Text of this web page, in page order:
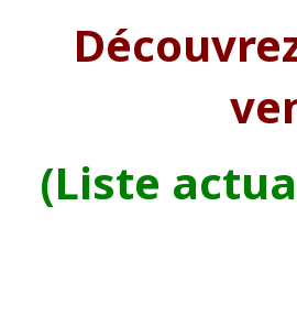
(Liste